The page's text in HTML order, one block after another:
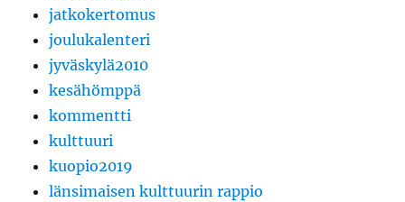
jatkokertomus
joulukalenteri
jyväskylä2010
kesähömppä
kommentti
kulttuuri
kuopio2019
länsimaisen kulttuurin rappio